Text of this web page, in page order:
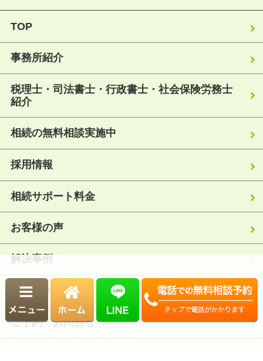
TOP
事務所紹介
税理士・司法書士・行政書士・社会保険労務士
紹介
相続の無料相談実施中
採用情報
相続サポート料金
お客様の声
解決事例
アクセス
ご予約・お問合せ